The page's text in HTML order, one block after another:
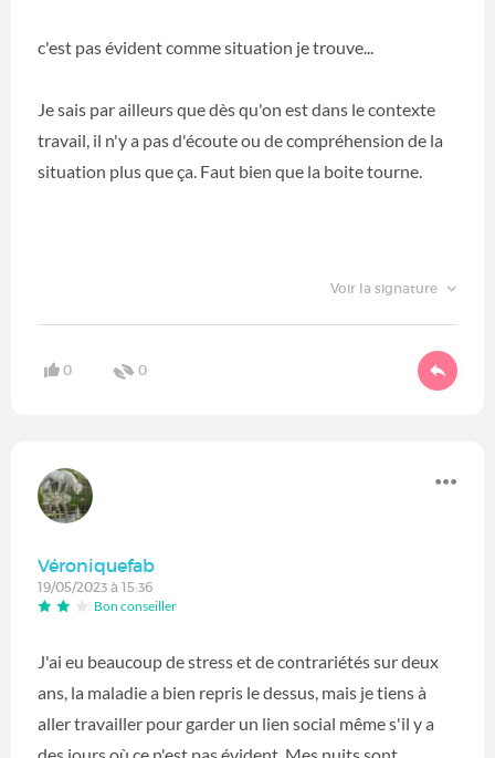
c'est pas évident comme situation je trouve...
Je sais par ailleurs que dès qu'on est dans le contexte
travail, il n'y a pas d'écoute ou de compréhension de la
situation plus que ça. Faut bien que la boite tourne.
Voir la signature
0 0
Véroniquefab
19/05/2023 à 15:36
Bon conseiller
J'ai eu beaucoup de stress et de contrariétés sur deux
ans, la maladie a bien repris le dessus, mais je tiens à
aller travailler pour garder un lien social même s'il y a